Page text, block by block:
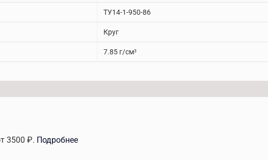
ТУ14-1-950-86
Круг
7.85 г/см³
3500 ₽. Подробнее